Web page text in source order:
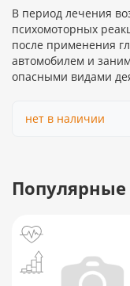
В период лечения
психомоторных
после применения
автомобилем и
опасными видами
нет в наличии